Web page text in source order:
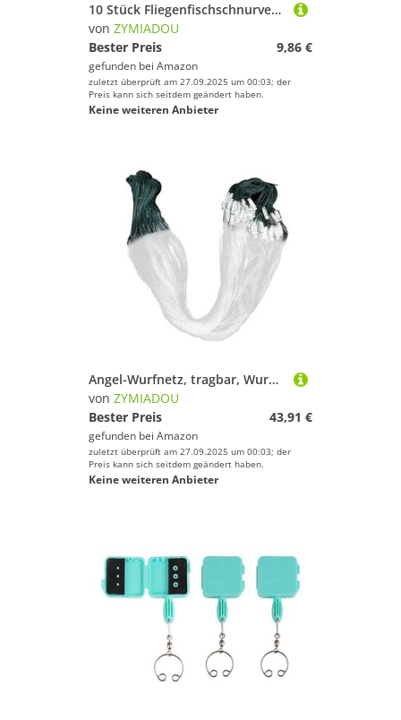
10 Stück Fliegenfischschnurverbinder, 50,8 cm, 76,2 cm, 22,7 kg, konisch, Vorfach-Set, Angelverbinder
von ZYMIADOU
Bester Preis
9,86 €
gefunden bei Amazon
zuletzt überprüft am 27.09.2025 um 00:03; der
Preis kann sich seitdem geändert haben.
Keine weiteren Anbieter
Angel-Wurfnetz, tragbar, Wurffischkäfig, Ausrüstung, einfaches Werfen, Fliegennetz, langlebig für Handwerfen, 10 Stück
von ZYMIADOU
Bester Preis
43,91 €
gefunden bei Amazon
zuletzt überprüft am 27.09.2025 um 00:03; der
Preis kann sich seitdem geändert haben.
Keine weiteren Anbieter